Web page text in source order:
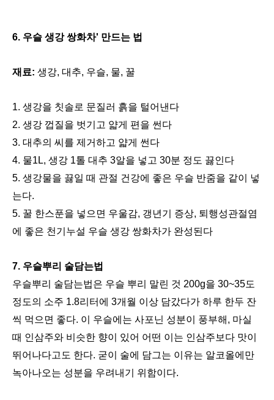
6. 우슬 생강 쌍화차' 만드는 법
재료: 생강, 대추, 우슬, 물, 꿀
1. 생강을 칫솔로 문질러 흙을 털어낸다
2. 생강 껍질을 벗기고 얇게 편을 썬다
3. 대추의 씨를 제거하고 얇게 썬다
4. 물1L, 생강 1톨 대추 3알을 넣고 30분 정도 끓인다
5. 생강물을 끓일 때 관절 건강에 좋은 우슬 반줌을 같이 넣
는다.
5. 꿀 한스푼을 넣으면 우울감, 갱년기 증상, 퇴행성관절염
에 좋은 천기누설 우슬 생강 쌍화차가 완성된다
7. 우슬뿌리 술담는법
우슬뿌리 술담는법은 우슬 뿌리 말린 것 200g을 30~35도
정도의 소주 1.8리터에 3개월 이상 담갔다가 하루 한두 잔
씩 먹으면 좋다. 이 우슬에는 사포닌 성분이 풍부해, 마실
때 인삼주와 비슷한 향이 있어 어떤 이는 인삼주보다 맛이
뛰어나다고도 한다. 굳이 술에 담그는 이유는 알코올에만
녹아나오는 성분을 우려내기 위함이다.